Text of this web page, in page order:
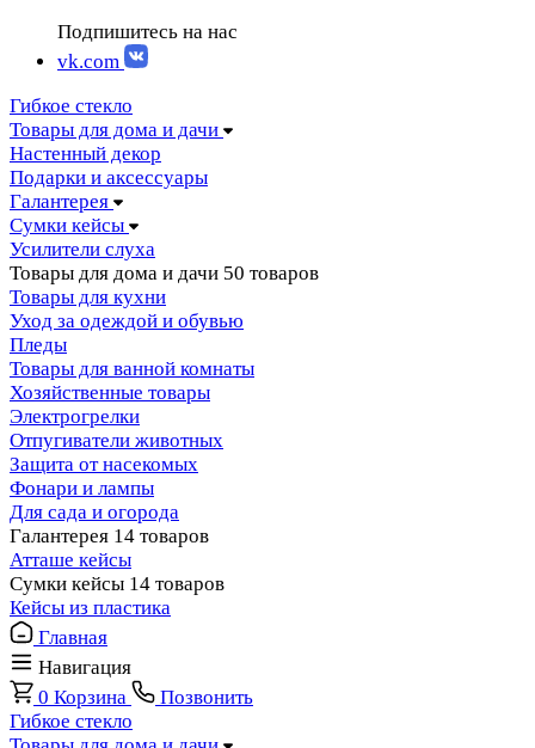
Подпишитесь на нас
vk.com
Гибкое стекло
Товары для дома и дачи
Настенный декор
Подарки и аксессуары
Галантерея
Сумки кейсы
Усилители слуха
Товары для дома и дачи 50 товаров
Товары для кухни
Уход за одеждой и обувью
Пледы
Товары для ванной комнаты
Хозяйственные товары
Электрогрелки
Отпугиватели животных
Защита от насекомых
Фонари и лампы
Для сада и огорода
Галантерея 14 товаров
Атташе кейсы
Сумки кейсы 14 товаров
Кейсы из пластика
Главная
Навигация
0 Корзина
Позвонить
Гибкое стекло